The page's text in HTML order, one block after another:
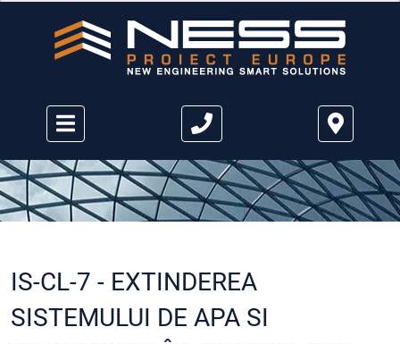
IS-CL-7 - EXTINDEREA
SISTEMULUI DE APA SI